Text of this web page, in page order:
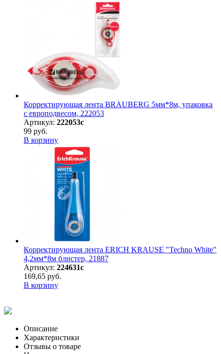
Корректирующая лента BRAUBERG 5мм*8м, упаковка
с европодвесом, 222053
Артикул: 222053с
99 руб.
В корзину
Корректирующая лента ERICH KRAUSE "Techno White"
4,2мм*8м блистер, 21887
Артикул: 224631с
169,65 руб.
В корзину
Описание
Характеристики
Отзывы о товаре